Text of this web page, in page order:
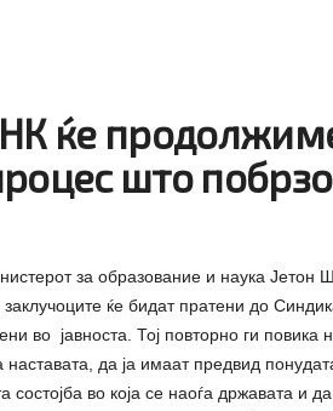
ќе
што
за образование и наука Јетон
ќе бидат пратени до
во јавноста. Тој повторно ги повика
наставата, да ја имаат предвид
состојба во која се наоѓа државата и